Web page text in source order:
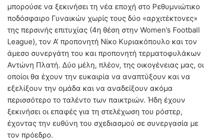
μπορούσε να ξεκινήσει τη νέα εποχή στο Ρεθυμνιώτικο
ποδόσφαιρο Γυναικών χωρίς τους δύο «αρχιτέκτονες»
της περσινής επιτυχίας (4η θέση στην Women’s Football
League), τον Α’ προπονητή Νίκο Κυριακόπουλο και τον
άμεσο συνεργάτη του και προπονητή τερματοφυλάκων
Αντώνη Πλατή. Δύο μέλη, πλέον, της οικογένειας μας, οι
οποίοι θα έχουν την ευκαιρία να αναπτύξουν και να
εξελίξουν την ομάδα και να αναδείξουν ακόμα
περισσότερο το ταλέντο των παικτριών. Ήδη έχουν
ξεκινήσει οι επαφές για τη στελέχωση του ρόστερ,
έχοντας την ευθύνη του σχεδιασμού σε συνεργασία με
τον πρόεδρο.